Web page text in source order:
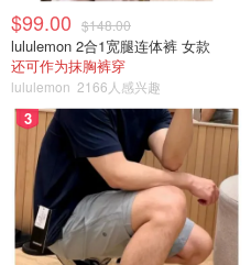
$99.00 $148.00
lululemon 2合1宽腿连体裤 女款
还可作为抹胸裤穿
lululemon 2166人感兴趣
3